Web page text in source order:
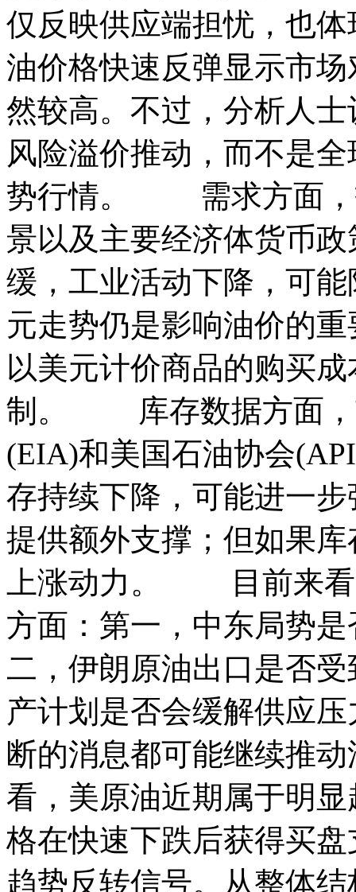
仅反映供应端担忧，也
油价格快速反弹显示市
然较高。不过，分析人
风险溢价推动，而不是
势行情。 需求方面，
景以及主要经济体货币
缓，工业活动下降，可
元走势仍是影响油价的
以美元计价商品的购买
制。 库存数据方面，
(EIA)和美国石油协会
存持续下降，可能进一
提供额外支撑；但如果
上涨动力。 目前来看
方面：第一，中东局势
二，伊朗原油出口是否
产计划是否会缓解供应
断的消息都可能继续
看，美原油近期属于明
格在快速下跌后获得买
趋势反转信号。从整体